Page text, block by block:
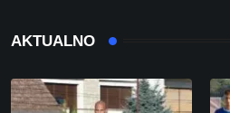
AKTUALNO